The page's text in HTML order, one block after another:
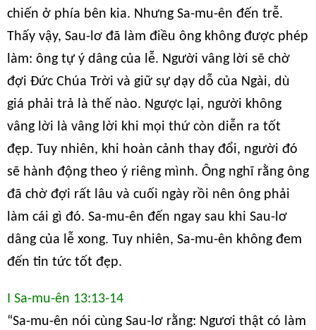
chiến ở phía bên kia. Nhưng Sa-mu-ên đến trễ.
Thấy vậy, Sau-lơ đã làm điều ông không được phép
làm: ông tự ý dâng của lễ. Người vâng lời sẽ chờ
đợi Đức Chúa Trời và giữ sự dạy dỗ của Ngài, dù
giá phải trả là thế nào. Ngược lại, người không
vâng lời là vâng lời khi mọi thứ còn diễn ra tốt
đẹp. Tuy nhiên, khi hoàn cảnh thay đổi, người đó
sẽ hành động theo ý riêng mình. Ông nghĩ rằng ông
đã chờ đợi rất lâu và cuối ngày rồi nên ông phải
làm cái gì đó. Sa-mu-ên đến ngay sau khi Sau-lơ
dâng của lễ xong. Tuy nhiên, Sa-mu-ên không đem
đến tin tức tốt đẹp.
I Sa-mu-ên 13:13-14
“Sa-mu-ên nói cùng Sau-lơ rằng: Ngươi thật có làm